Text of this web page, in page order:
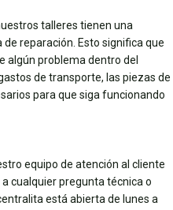
talleres tienen una
reparación. Esto significa que
algún problema dentro del
de transporte, las piezas de
para que siga funcionando
equipo de atención al cliente
cualquier pregunta técnica o
está abierta de lunes a